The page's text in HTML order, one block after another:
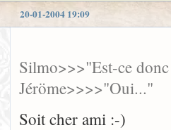
20-01-2004 19:09
Silmo>>>"Est-ce
Jéröme>>>>"Oui..."
Soit cher ami :-)